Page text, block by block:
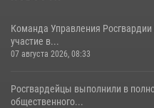
Команда Управления
участие в...
07 августа 2026, 08:33
Росгвардейцы выполнили в
общественного...